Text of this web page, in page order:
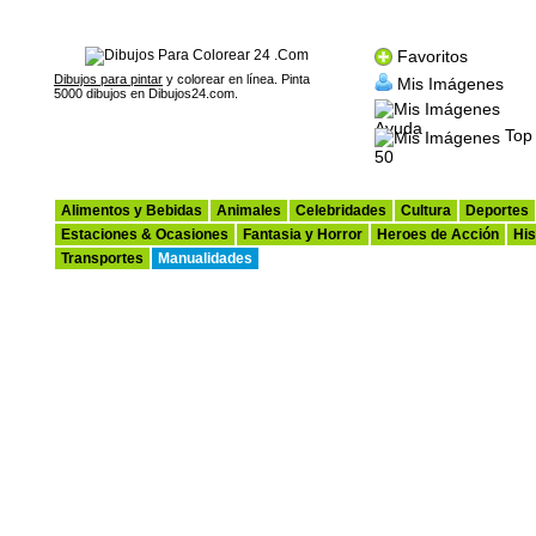
Dibujos para pintar y colorear en línea. Pinta
5000 dibujos en Dibujos24.com.
Favoritos
Mis Imágenes
Ayuda
Top
50
Alimentos y Bebidas Animales Celebridades Cultura
Deportes
Estaciones & Ocasiones
Fantasia y Horror Heroes de Acción
Transportes
Manualidades